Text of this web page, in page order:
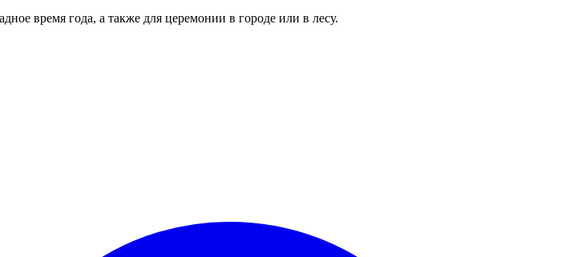
время года, а также для церемонии в городе или в лесу.